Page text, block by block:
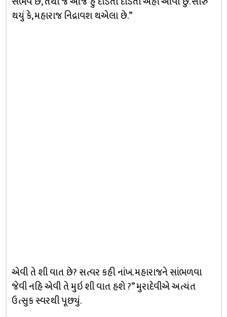
થયું કે, મહારાજ નિદ્રાવશ થએલા છે.”
એવી તે શી વાત છે? સત્વર કહી નાંખ. મહારાજને સાંભળવા
જેવી નહિ એવી તે મુઇ શી વાત હશે ?” મુરાદેવીએ અત્યંત
ઉત્સુક સ્વરથી પૂછ્યું.